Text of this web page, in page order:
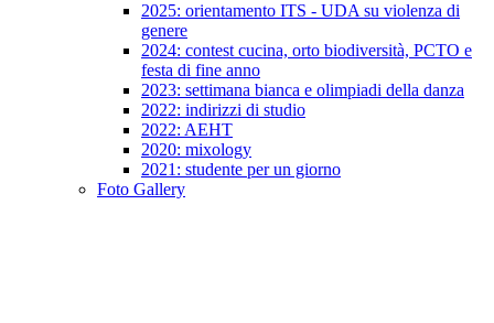
2025: orientamento ITS - UDA su violenza di
genere
2024: contest cucina, orto biodiversità, PCTO e
festa di fine anno
2023: settimana bianca e olimpiadi della danza
2022: indirizzi di studio
2022: AEHT
2020: mixology
2021: studente per un giorno
Foto Gallery